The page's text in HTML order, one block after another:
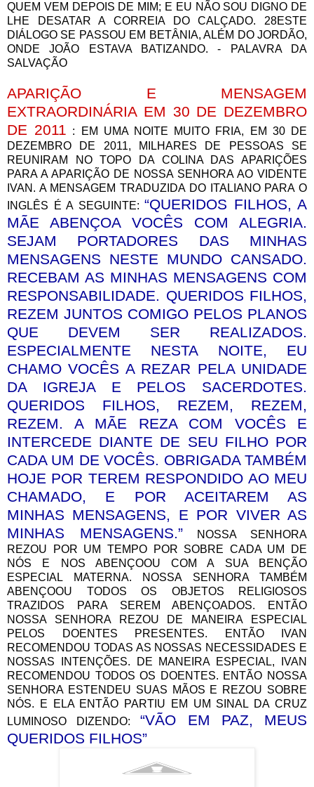
QUEM VEM DEPOIS DE MIM; E EU NÃO SOU DIGNO DE
LHE DESATAR A CORREIA DO CALÇADO. 28ESTE
DIÁLOGO SE PASSOU EM BETÂNIA, ALÉM DO JORDÃO,
ONDE JOÃO ESTAVA BATIZANDO. - PALAVRA DA
SALVAÇÃO
APARIÇÃO E MENSAGEM
EXTRAORDINÁRIA EM 30 DE DEZEMBRO
DE 2011
: EM UMA NOITE MUITO FRIA, EM 30 DE
DEZEMBRO DE 2011, MILHARES DE PESSOAS SE
REUNIRAM NO TOPO DA COLINA DAS APARIÇÕES
PARA A APARIÇÃO DE NOSSA SENHORA AO VIDENTE
IVAN. A MENSAGEM TRADUZIDA DO ITALIANO PARA O
INGLÊS É A SEGUINTE: “QUERIDOS FILHOS, A
MÃE ABENÇOA VOCÊS COM ALEGRIA.
SEJAM PORTADORES DAS MINHAS
MENSAGENS NESTE MUNDO CANSADO.
RECEBAM AS MINHAS MENSAGENS COM
RESPONSABILIDADE. QUERIDOS FILHOS,
REZEM JUNTOS COMIGO PELOS PLANOS
QUE DEVEM SER REALIZADOS.
ESPECIALMENTE NESTA NOITE, EU
CHAMO VOCÊS A REZAR PELA UNIDADE
DA IGREJA E PELOS SACERDOTES.
QUERIDOS FILHOS, REZEM, REZEM,
REZEM. A MÃE REZA COM VOCÊS E
INTERCEDE DIANTE DE SEU FILHO POR
CADA UM DE VOCÊS. OBRIGADA TAMBÉM
HOJE POR TEREM RESPONDIDO AO MEU
CHAMADO, E POR ACEITAREM AS
MINHAS MENSAGENS, E POR VIVER AS
MINHAS MENSAGENS.” NOSSA SENHORA
REZOU POR UM TEMPO POR SOBRE CADA UM DE
NÓS E NOS ABENÇOOU COM A SUA BENÇÃO
ESPECIAL MATERNA. NOSSA SENHORA TAMBÉM
ABENÇOOU TODOS OS OBJETOS RELIGIOSOS
TRAZIDOS PARA SEREM ABENÇOADOS. ENTÃO
NOSSA SENHORA REZOU DE MANEIRA ESPECIAL
PELOS DOENTES PRESENTES. ENTÃO IVAN
RECOMENDOU TODAS AS NOSSAS NECESSIDADES E
NOSSAS INTENÇÕES. DE MANEIRA ESPECIAL, IVAN
RECOMENDOU TODOS OS DOENTES. ENTÃO NOSSA
SENHORA ESTENDEU SUAS MÃOS E REZOU SOBRE
NÓS. E ELA ENTÃO PARTIU EM UM SINAL DA CRUZ
LUMINOSO DIZENDO:“VÃO EM PAZ, MEUS
QUERIDOS FILHOS”